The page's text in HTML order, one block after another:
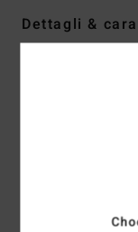
Dettagli &
Tanga con
Taglio alto o